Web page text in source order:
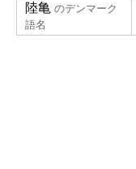
陸亀 のデンマーク
語名